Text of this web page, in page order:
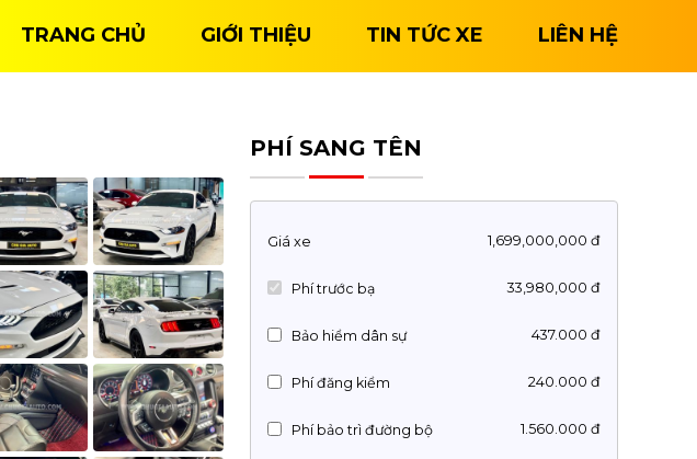
TRANG CHỦ GIỚI THIỆU TIN TỨC XE LIÊN HỆ
PHÍ SANG TÊN
Giá xe 1,699,000,000 đ
Phí trước bạ 33,980,000 đ
Bảo hiểm dân sự 437.000 đ
Phí đăng kiểm 240.000 đ
Phí bảo trì đường bộ 1.560.000 đ